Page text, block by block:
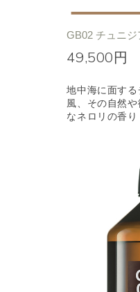
GB02 チュニ
49,500円
地中海に面す
風、その自然
なネロリの香り